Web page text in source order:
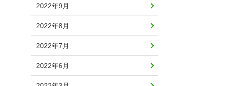
2022年9月
2022年8月
2022年7月
2022年6月